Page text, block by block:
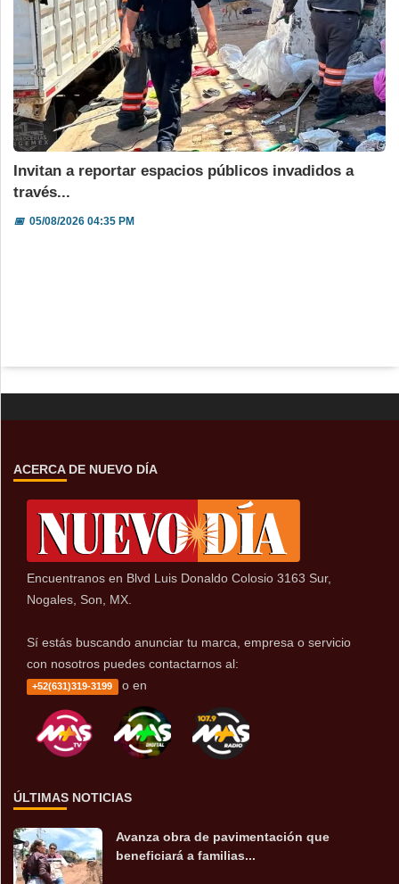
Invitan a reportar espacios públicos invadidos a
través...
📅05/08/2026 04:35 PM
ACERCA DE NUEVO DÍA
Encuentranos en Blvd Luis Donaldo Colosio 3163 Sur,
Nogales, Son, MX.
Sí estás buscando anunciar tu marca, empresa o servicio
con nosotros puedes contactarnos al:
+52(631)319-3199 o en
ÚLTIMAS NOTICIAS
Avanza obra de pavimentación que
beneficiará a familias...